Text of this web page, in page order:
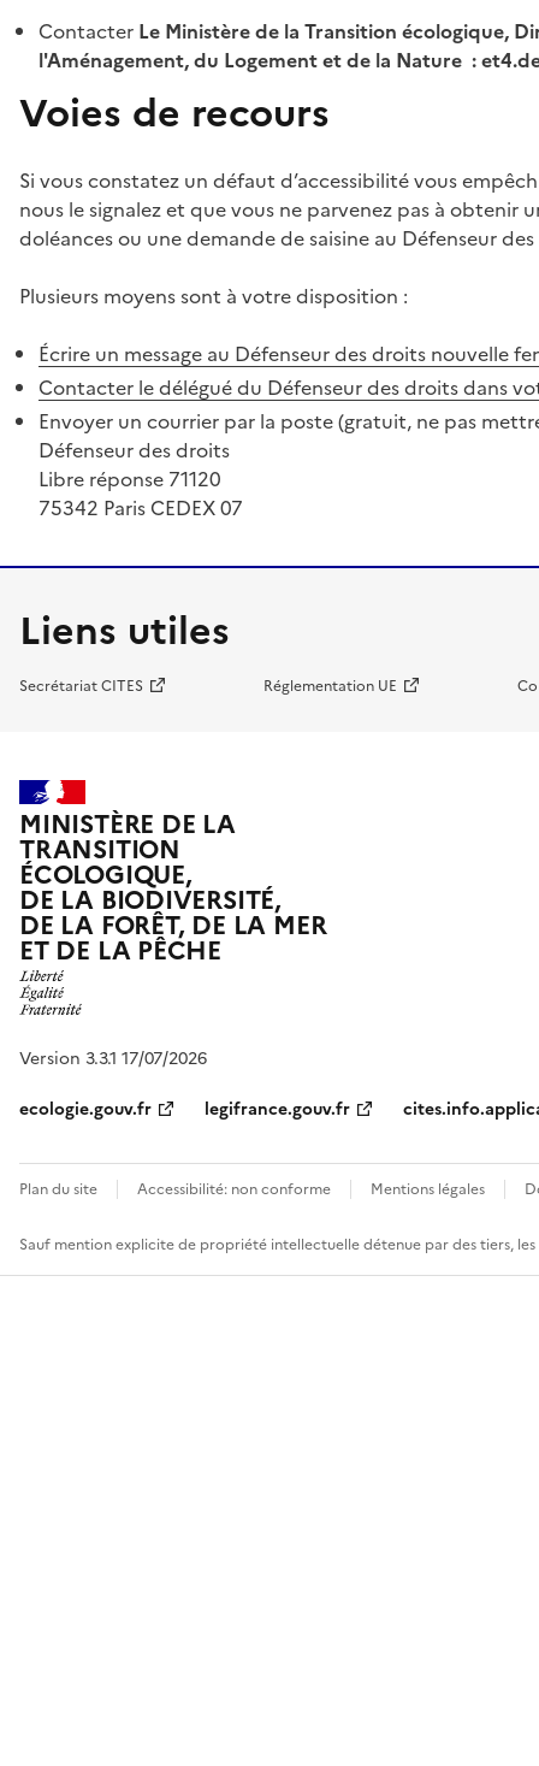
Contacter Le Ministère de la Transition écologique,
l'Aménagement, du Logement et de la Nature :
Voies de recours
Si vous constatez un défaut d’accessibilité vous
nous le signalez et que vous ne parvenez pas à
doléances ou une demande de saisine au Défenseur
Plusieurs moyens sont à votre disposition :
Écrire un message au Défenseur des droits nouvelle
Contacter le délégué du Défenseur des droits dans
Envoyer un courrier par la poste (gratuit, ne pas
Défenseur des droits
Libre réponse 71120
75342 Paris CEDEX 07
Liens utiles
Secrétariat CITES Réglementation UE
MINISTÈRE DE LA
TRANSITION
ÉCOLOGIQUE,
DE LA BIODIVERSITÉ,
DE LA FORÊT, DE LA MER
ET DE LA PÊCHE
Version 3.3.1 17/07/2026
ecologie.gouv.fr
legifrance.gouv.fr
Plan du site Accessibilité: non conforme Mentions légales
Sauf mention explicite de propriété intellectuelle détenue par des tiers,